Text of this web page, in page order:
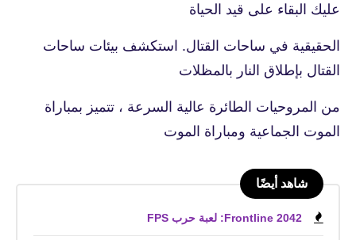
عليك البقاء على قيد الحياة
الحقيقية في ساحات القتال. استكشف بيئات ساحات
القتال بإطلاق النار بالمظلات
من المروحيات الطائرة عالية السرعة ، تتميز بمباراة
الموت الجماعية ومباراة الموت
شاهد أيضًا
Frontline 2042: لعبة حرب FPS